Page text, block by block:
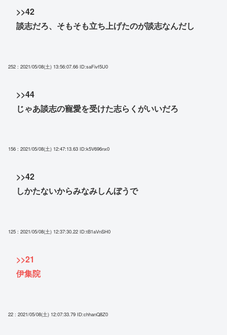
>>42
談志だろ、そもそも立ち上げたのが談志なんだし
252 : 2021/05/08(土) 13:56:07.66 ID:saFivf5U0
>>44
じゃあ談志の寵愛を受けた志らくがいいだろ
156 : 2021/05/08(土) 12:47:13.63 ID:k5V696nx0
>>42
しかたないからみなみしんぼうで
125 : 2021/05/08(土) 12:37:30.22 ID:tB1aVnSH0
>>21
伊集院
22 : 2021/05/08(土) 12:07:33.79 ID:chhanQ8Z0